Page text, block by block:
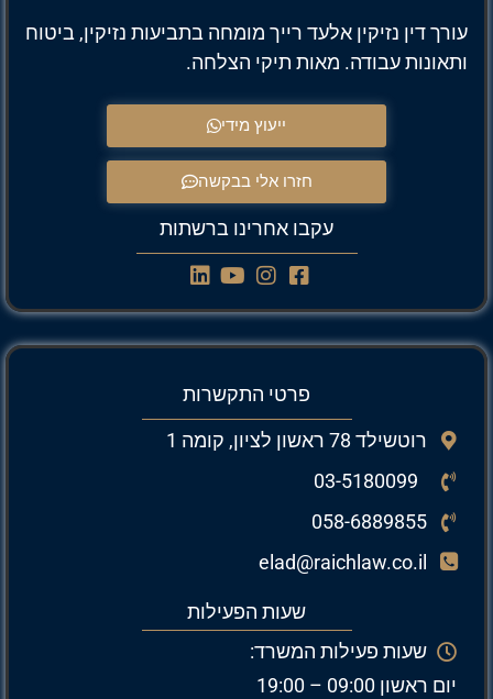
עורך דין נזיקין אלעד רייך מומחה בתביעות נזיקין, ביטוח
ותאונות עבודה. מאות תיקי הצלחה.
ייעוץ מידי
חזרו אלי בבקשה
עקבו אחרינו ברשתות
פרטי התקשרות
רוטשילד 78 ראשון לציון, קומה 1
058-6889855
elad@raichlaw.co.il
שעות הפעילות
שעות פעילות המשרד:
יום ראשון 09:00 – 19:00